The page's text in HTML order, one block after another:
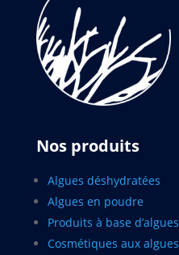
Nos produits
Algues déshydratées
Algues en poudre
Produits à base d’algues
Cosmétiques aux algues